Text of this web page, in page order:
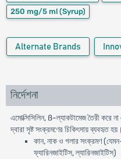
250 mg/5 ml (Syrup)
Alternate Brands
নির্দেশনা
এমোক্সিসিলিন, ß-ল্যাকটামেজ তৈরী করে
দ্বারা সৃষ্ট সংক্রমণের চিকিৎসায় ব্যবহৃত
কান, নাক ও গলার সংক্রমণ
ফ্যারিনজাইটিস, ল্যারিনজাইটিস)